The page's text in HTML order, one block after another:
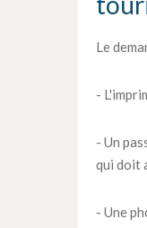
Le
-
- Un
qui doit
- Une